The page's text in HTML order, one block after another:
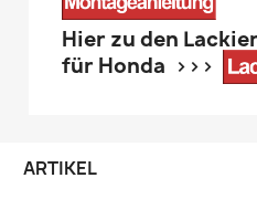
Hier zu den
für Honda >>>
ARTIKEL